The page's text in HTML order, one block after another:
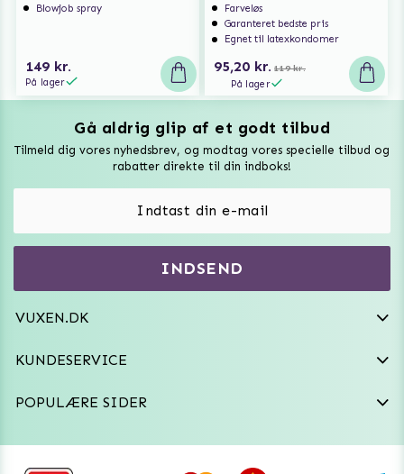
Blowjob spray
149 kr.
På lager
Farveløs
Garanteret bedste pris
Egnet til latexkondomer
95,20 kr. 119 kr.
På lager
Gå aldrig glip af et godt tilbud
Tilmeld dig vores nyhedsbrev, og modtag vores specielle tilbud og
rabatter direkte til din indboks!
INDSEND
VUXEN.DK
VAT: SE556744520901
kundeservice@vuxen.dk
KUNDESERVICE
Fortryd aftale
POPULÆRE SIDER
Vuxen Magazine
Vibratorer
Frækt undertøj